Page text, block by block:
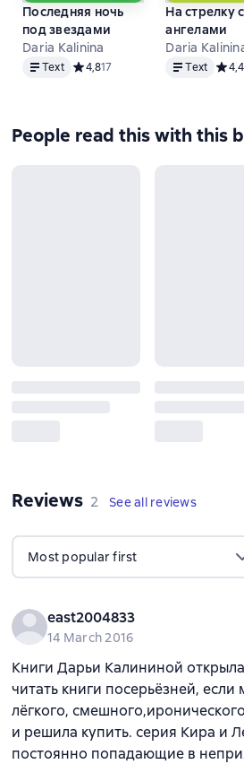
Последняя ночь
под звездами
Daria Kalinina
TextText Средний рейтинг 4,8 на основе
4,817
На стрелку с
ангелами
Daria
TextText 4,4
People read this with this
Reviews 2 reviews
2 See all reviews
Most popular first
east2004833
14 March 2016
Книги Дарьи Калининой
читать книги посерьёзней, если
лёгкого,
и решила купить. серия Кира и
постоянно попадающие в